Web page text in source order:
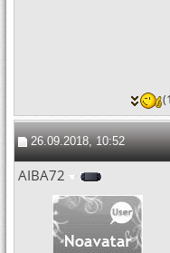
26.09.2018, 10:52
AIBA72